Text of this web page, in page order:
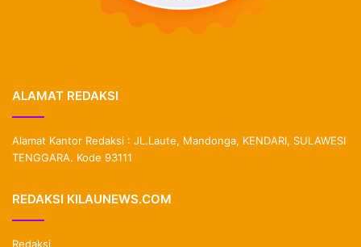
ALAMAT REDAKSI
Alamat Kantor Redaksi : JL.Laute, Mandonga, KENDARI, SULAWESI
TENGGARA. Kode 93111
REDAKSI KILAUNEWS.COM
Redaksi